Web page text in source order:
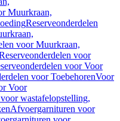
Muurkraan,
Reserveonderdelen
voor Muurkraan,
voor
voor Voor
voor ToebehorenVoor
Voor
wastafelopstelling,
Afvoergarnituren voor